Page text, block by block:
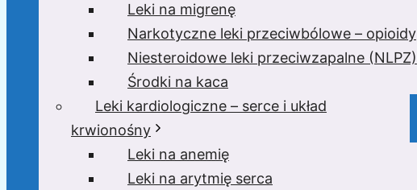
Leki na migrenę
Narkotyczne leki przeciwbólowe – opioidy
Niesteroidowe leki przeciwzapalne (NLPZ)
Środki na kaca
Leki kardiologiczne – serce i układ
krwionośny
Leki na anemię
Leki na arytmię serca